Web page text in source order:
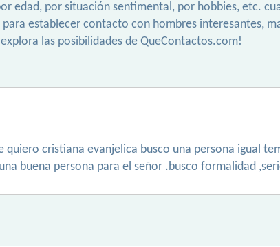
edad, por situación sentimental, por hobbies, etc.
establecer contacto con hombres interesantes,
las posibilidades de QueContactos.com!
quiero cristiana evanjelica busco una persona igual
buena persona para el señor .busco formalidad